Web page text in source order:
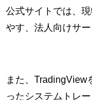
公式サイトでは、
やす、法人向けサ
また、TradingView
ったシステムトレ